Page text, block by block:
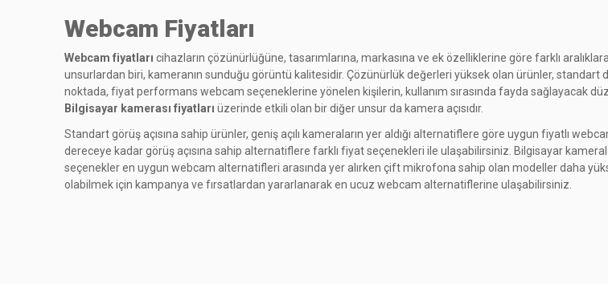
Webcam Fiyatları
Webcam fiyatları cihazların çözünürlüğüne, tasarımlarına, markasına ve ek özelliklerine göre farklı
unsurlardan biri, kameranın sunduğu görüntü kalitesidir. Çözünürlük değerleri yüksek olan ürünler, standart
noktada, fiyat performans webcam seçeneklerine yönelen kişilerin, kullanım sırasında fayda sağlayacak
Bilgisayar kamerası fiyatları üzerinde etkili olan bir diğer unsur da kamera açısıdır.
Standart görüş açısına sahip ürünler, geniş açılı kameraların yer aldığı alternatiflere göre uygun fiyatlı
dereceye kadar görüş açısına sahip alternatiflere farklı fiyat seçenekleri ile ulaşabilirsiniz. Bilgisayar
seçenekler en uygun webcam alternatifleri arasında yer alırken çift mikrofona sahip olan modeller daha
olabilmek için kampanya ve fırsatlardan yararlanarak en ucuz webcam alternatiflerine ulaşabilirsiniz.